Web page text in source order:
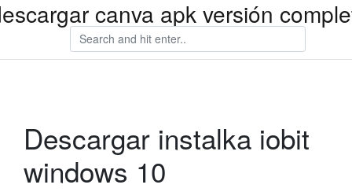
canva apk versión
Descargar instalka iobit
windows 10